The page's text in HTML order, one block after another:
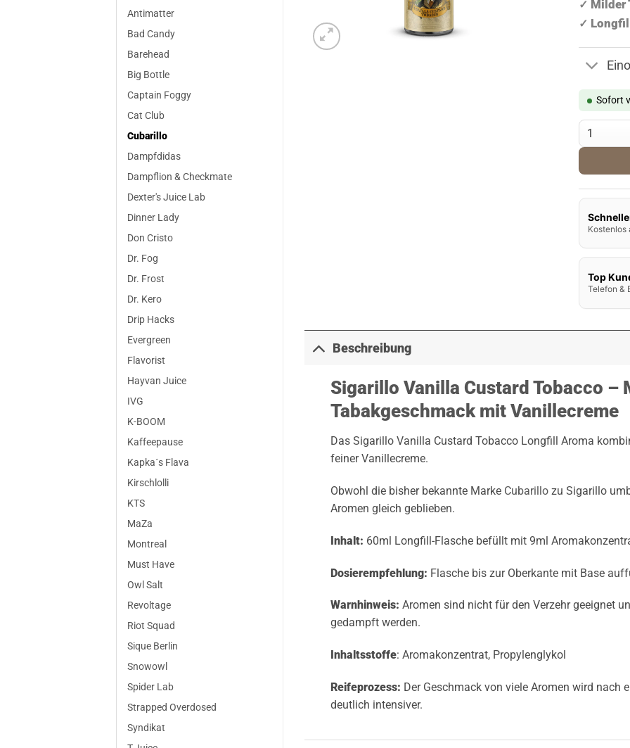
Antimatter
Bad Candy
Barehead
Big Bottle
Captain Foggy
Cat Club
Cubarillo
Dampfdidas
Dampflion & Checkmate
Dexter's Juice Lab
Dinner Lady
Don Cristo
Dr. Fog
Dr. Frost
Dr. Kero
Drip Hacks
Evergreen
Flavorist
Hayvan Juice
IVG
K-BOOM
Kaffeepause
Kapka´s Flava
Kirschlolli
KTS
MaZa
Montreal
Must Have
Owl Salt
Revoltage
Riot Squad
Sique Berlin
Snowowl
Spider Lab
Strapped Overdosed
Syndikat
✓ Milder
✓
Sofort
Sigarillo
Kostenlos
Top
Telefon &
Beschreibung
Sigarillo Vanilla Custard Tobacco –
Tabakgeschmack mit Vanillecreme
Das Sigarillo Vanilla Custard Tobacco Longfill Aroma
feiner Vanillecreme.
Obwohl die bisher bekannte Marke Cubarillozu Sigarillo
Aromen gleich geblieben.
Inhalt: 60ml Longfill-Flasche befüllt mit 9ml
Dosierempfehlung: Flasche bis zur Oberkante mit Base
Warnhinweis: Aromen sind nicht für den Verzehr geeignet
gedampft werden.
Inhaltsstoffe: Aromakonzentrat, Propylenglykol
Reifeprozess: Der Geschmack von viele Aromen wird nach
deutlich intensiver.